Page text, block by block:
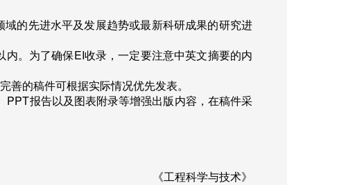
的先进水平及发展趋势或最新科研成果的研究进
内。为了确保EI收录，一定要注意中英文摘要的内
善的稿件可根据实际情况优先发表。
PPT报告以及图表附录等增强出版内容，在稿件采
《工程科学与技术》